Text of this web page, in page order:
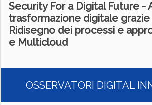
Security For a Digital Future -
trasformazione digitale grazie
Ridisegno dei processi e
e Multicloud
OSSERVATORI DIGITAL